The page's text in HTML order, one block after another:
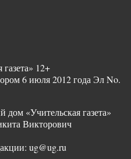
12+
6 июля 2012 года Эл No.
«Учительская газета»
Викторович
ug@ug.ru